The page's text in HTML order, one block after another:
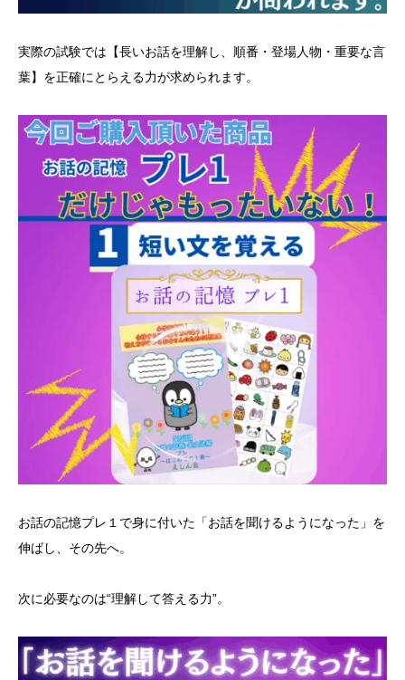
実際の試験では【長いお話を理解し、順番・登場人物・重要な言
葉】を正確にとらえる力が求められます。
お話の記憶プレ１で身に付いた「お話を聞けるようになった」を
伸ばし、その先へ。
次に必要なのは“理解して答える力”。